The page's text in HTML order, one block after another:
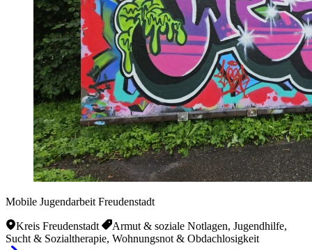
Mobile Jugendarbeit Freudenstadt
Kreis Freudenstadt
Armut & soziale Notlagen, Jugendhilfe,
Sucht & Sozialtherapie, Wohnungsnot & Obdachlosigkeit